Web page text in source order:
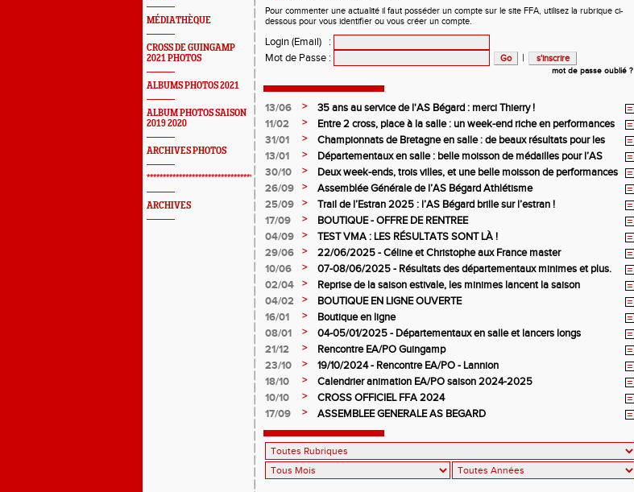
MÉDIATHÈQUE
CROSS DE GUINGAMP
2021 PHOTOS
ALBUMS PHOTOS 2021
ALBUM PHOTOS SAISON
2019 2020
ARCHIVES PHOTOS
*************************************************
ARCHIVES
Pour commenter une actualité il faut posséder un compte sur le site FFA, utilisez la rubrique ci-
dessous pour vous identifier ou vous créer un compte.
Login (Email)
:
Mot de Passe : |
mot de passe oublié ?
13/06 >
35 ans au service de l'AS Bégard : merci Thierry !
11/02
>
Entre 2 cross, place à la salle : un week-end riche en performances
31/01
>
Championnats de Bretagne en salle : de beaux résultats pour les
juniors filles de l’AS Bégard Athlétisme
13/01 >
Départementaux en salle : belle moisson de médailles pour l’AS
Bégard Athlétisme
30/10 >
Deux week-ends, trois villes, et une belle moisson de performances
pour l’AS Bégard !
26/09 >
Assemblée Générale de l’AS Bégard Athlétisme
25/09
>
Trail de l’Estran 2025 : l’AS Bégard brille sur l’estran !
17/09
>
BOUTIQUE - OFFRE DE RENTREE
04/09
>
TEST VMA : LES RÉSULTATS SONT LÀ !
29/06
>
22/06/2025 - Céline et Christophe aux France master
10/06
>
07-08/06/2025 - Résultats des départementaux minimes et plus.
02/04
>
Reprise de la saison estivale, les minimes lancent la saison
04/02
>
BOUTIQUE EN LIGNE OUVERTE
16/01
>
Boutique en ligne
08/01
>
04-05/01/2025 - Départementaux en salle et lancers longs
21/12
>
Rencontre EA/PO Guingamp
23/10
>
19/10/2024 - Rencontre EA/PO - Lannion
18/10
>
Calendrier animation EA/PO saison 2024-2025
10/10
>
CROSS OFFICIEL FFA 2024
17/09
> ASSEMBLEE GENERALE AS BEGARD